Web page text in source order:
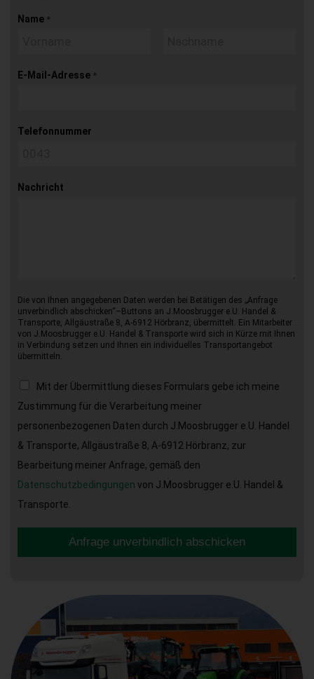
Name *
E-Mail-Adresse *
Telefonnummer
Nachricht
Die von Ihnen angegebenen Daten werden bei Betätigen des „Anfrage
unverbindlich abschicken“–Buttons an J.Moosbrugger e.U. Handel &
Transporte, Allgäustraße 8, A-6912 Hörbranz, übermittelt. Ein Mitarbeiter
von J.Moosbrugger e.U. Handel & Transporte wird sich in Kürze mit Ihnen
in Verbindung setzen und Ihnen ein individuelles Transportangebot
übermitteln.
Mit der Übermittlung dieses Formulars gebe ich meine
Zustimmung für die Verarbeitung meiner
personenbezogenen Daten durch J.Moosbrugger e.U. Handel
& Transporte, Allgäustraße 8, A-6912 Hörbranz, zur
Bearbeitung meiner Anfrage, gemäß den
Datenschutzbedingungen von J.Moosbrugger e.U. Handel &
Transporte.
Anfrage unverbindlich abschicken